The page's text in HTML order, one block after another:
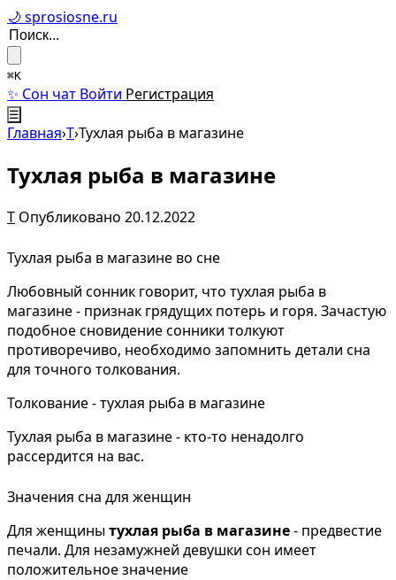
🌙 sprosiosne.ru
⌘K
✨ Сон чат Войти Регистрация
☰
Главная›Т›Тухлая рыба в магазине
Тухлая рыба в магазине
Т Опубликовано 20.12.2022
Тухлая рыба в магазине во сне
Любовный сонник говорит, что тухлая рыба в
магазине - признак грядущих потерь и горя. Зачастую
подобное сновидение сонники толкуют
противоречиво, необходимо запомнить детали сна
для точного толкования.
Толкование - тухлая рыба в магазине
Тухлая рыба в магазине - кто-то ненадолго
рассердится на вас.
Значения сна для женщин
Для женщинытухлая рыба в магазине- предвестие
печали. Для незамужней девушки сон имеет
положительное значение